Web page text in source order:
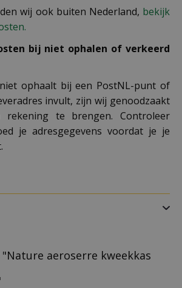
wij ook buiten Nederland, bekijk
bij niet ophalen of verkeerd
ophaalt bij een PostNL-punt of
invult, zijn wij genoodzaakt
te brengen. Controleer
je adresgegevens voordat je je
"Nature aeroserre kweekkas